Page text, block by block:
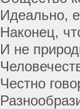
Идеально,
Наконец,
И не
Честно